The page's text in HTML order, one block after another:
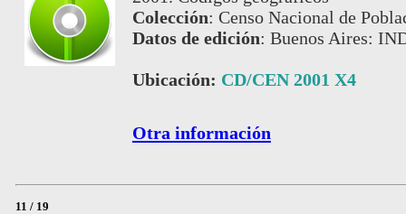
Colección: Censo Nacional de
Datos de edición: Buenos Aires:
Ubicación: CD/CEN 2001 X4
Otra información
11 / 19